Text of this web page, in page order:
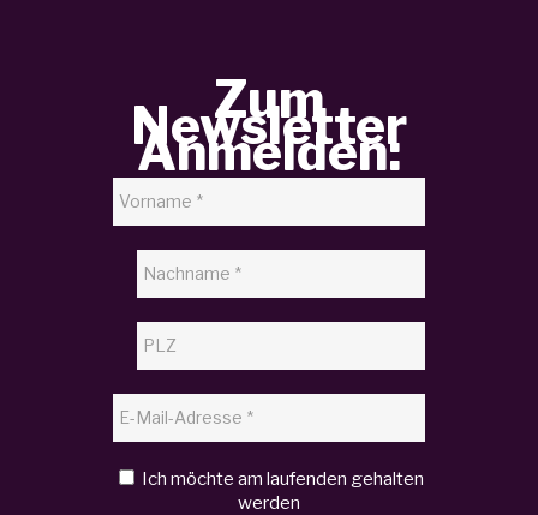
Zum
Newsletter
Anmelden:
Ich möchte am laufenden gehalten
werden